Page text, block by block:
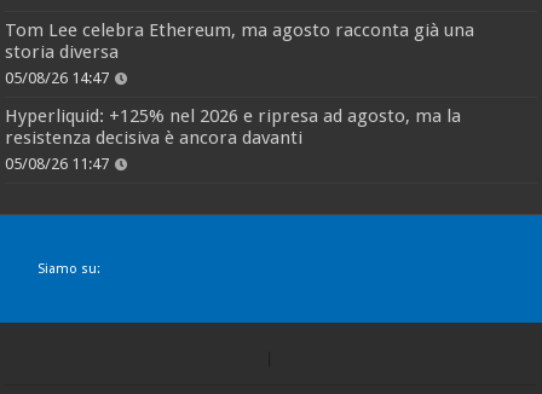
Tom Lee celebra Ethereum, ma agosto racconta già una
storia diversa
05/08/26 14:47
Hyperliquid: +125% nel 2026 e ripresa ad agosto, ma la
resistenza decisiva è ancora davanti
05/08/26 11:47
Siamo su: